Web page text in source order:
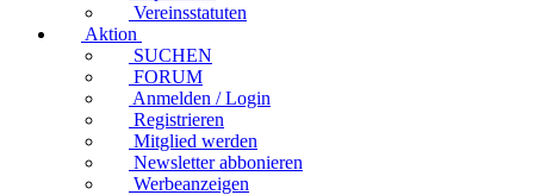
Vereinsstatuten
Aktion
SUCHEN
FORUM
Anmelden / Login
Registrieren
Mitglied werden
Newsletter abbonieren
Werbeanzeigen